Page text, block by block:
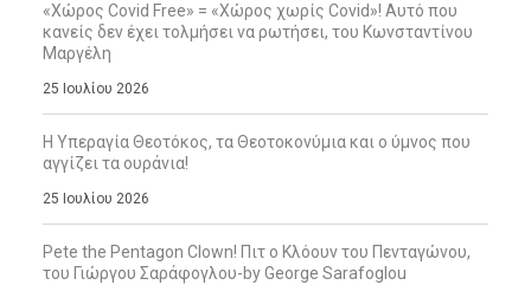
«Χώρος Covid Free» = «Χώρος χωρίς Covid»! Αυτό που
κανείς δεν έχει τολμήσει να ρωτήσει, του Κωνσταντίνου
Μαργέλη
25 Ιουλίου 2026
Η Υπεραγία Θεοτόκος, τα Θεοτοκονύμια και ο ύμνος που
αγγίζει τα ουράνια!
25 Ιουλίου 2026
Pete the Pentagon Clown! Πιτ ο Κλόουν του Πενταγώνου,
του Γιώργου Σαράφογλου-by George Sarafoglou